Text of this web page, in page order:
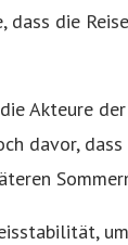
die
Akteure
davor,